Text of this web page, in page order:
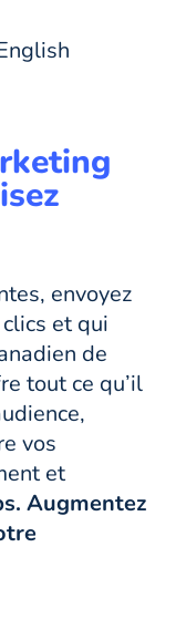
envoyez
et qui
de
tout ce qu’il
vos
et
Augmentez